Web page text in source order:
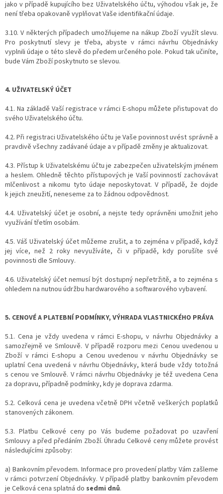
jako v případě kupujícího bez Uživatelského účtu, výhodou však je, že
není třeba opakovaně vyplňovat Vaše identifikační údaje.
3.10. V některých případech umožňujeme na nákup Zboží využít slevu.
Pro poskytnutí slevy je třeba, abyste v rámci návrhu Objednávky
vyplnili údaje o této slevě do předem určeného pole. Pokud tak učiníte,
bude Vám Zboží poskytnuto se slevou.
4. UŽIVATELSKÝ ÚČET
4.1. Na základě Vaší registrace v rámci E-shopu můžete přistupovat do
svého Uživatelského účtu.
4.2. Při registraci Uživatelského účtu je Vaše povinnost uvést správně a
pravdivě všechny zadávané údaje a v případě změny je aktualizovat.
4.3. Přístup k Uživatelskému účtu je zabezpečen uživatelským jménem
a heslem. Ohledně těchto přístupových je Vaší povinností zachovávat
mlčenlivost a nikomu tyto údaje neposkytovat. V případě, že dojde
k jejich zneužití, neneseme za to žádnou odpovědnost.
4.4. Uživatelský účet je osobní, a nejste tedy oprávněni umožnit jeho
využívání třetím osobám.
4.5. Váš Uživatelský účet můžeme zrušit, a to zejména v případě, když
jej více, než 2 roky nevyužíváte, či v případě, kdy porušíte své
povinnosti dle Smlouvy.
4.6. Uživatelský účet nemusí být dostupný nepřetržitě, a to zejména s
ohledem na nutnou údržbu hardwarového a softwarového vybavení.
5. CENOVÉ A PLATEBNÍ PODMÍNKY, VÝHRADA VLASTNICKÉHO PRÁVA
5.1. Cena je vždy uvedena v rámci E-shopu, v návrhu Objednávky a
samozřejmě ve Smlouvě. V případě rozporu mezi Cenou uvedenou u
Zboží v rámci E-shopu a Cenou uvedenou v návrhu Objednávky se
uplatní Cena uvedená v návrhu Objednávky, která bude vždy totožná
s cenou ve Smlouvě. V rámci návrhu Objednávky je též uvedena Cena
za dopravu, případně podmínky, kdy je doprava zdarma.
5.2. Celková cena je uvedena včetně DPH včetně veškerých poplatků
stanovených zákonem.
5.3. Platbu Celkové ceny po Vás budeme požadovat po uzavření
Smlouvy a před předáním Zboží. Úhradu Celkové ceny můžete provést
následujícími způsoby:
a) Bankovním převodem. Informace pro provedení platby Vám zašleme
v rámci potvrzení Objednávky. V případě platby bankovním převodem
je Celková cena splatná do sedmi dnů.